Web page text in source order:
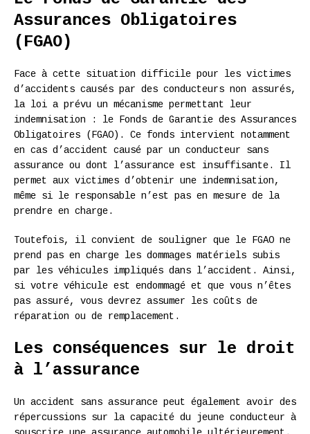
Assurances Obligatoires
(FGAO)
Face à cette situation difficile pour les victimes
d’accidents causés par des conducteurs non assurés,
la loi a prévu un mécanisme permettant leur
indemnisation : le Fonds de Garantie des Assurances
Obligatoires (FGAO). Ce fonds intervient notamment
en cas d’accident causé par un conducteur sans
assurance ou dont l’assurance est insuffisante. Il
permet aux victimes d’obtenir une indemnisation,
même si le responsable n’est pas en mesure de la
prendre en charge.
Toutefois, il convient de souligner que le FGAO ne
prend pas en charge les dommages matériels subis
par les véhicules impliqués dans l’accident. Ainsi,
si votre véhicule est endommagé et que vous n’êtes
pas assuré, vous devrez assumer les coûts de
réparation ou de remplacement.
Les conséquences sur le droit
à l’assurance
Un accident sans assurance peut également avoir des
répercussions sur la capacité du jeune conducteur à